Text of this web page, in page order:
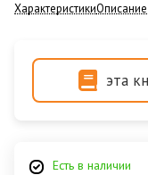
ХарактеристикиОписание
эта
Есть в наличии